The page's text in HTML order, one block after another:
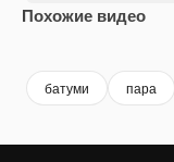
Похожие видео
батуми пара